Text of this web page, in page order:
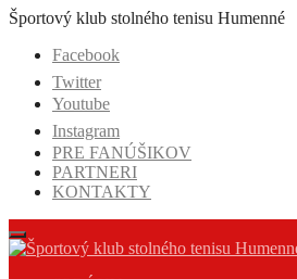
Prejsť
obsah
Športový klub stolného tenisu Humenné
Facebook
Twitter
Youtube
Instagram
PRE FANÚŠIKOV
PARTNERI
KONTAKTY